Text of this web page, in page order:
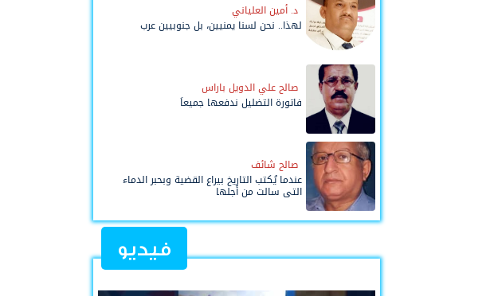
د. أمين العلياني
لهذا.. نحن لسنا يمنيين، بل جنوبيين عرب
صالح علي الدويل باراس
فاتورة التضليل ندفعها جميعاً
صالح شائف
عندما يُكتب التاريخ بيراع القضية وبحبر الدماء
التي سالت من أجلها
فيديو